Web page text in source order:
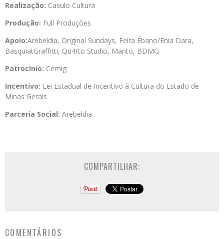
Realização: Casulo Cultura
Produção: Full Produções
Apoio:Arebeldia, Original Sundays, Feira Ébano/Enia Dara,
BasquiatGraffitti, Qu4rto Studio, Manto, BDMG
Patrocínio: Cemig
Incentivo: Lei Estadual de Incentivo à Cultura do Estado de
Minas Gerais
Parceria Social: Arebeldia
COMPARTILHAR:
COMENTÁRIOS